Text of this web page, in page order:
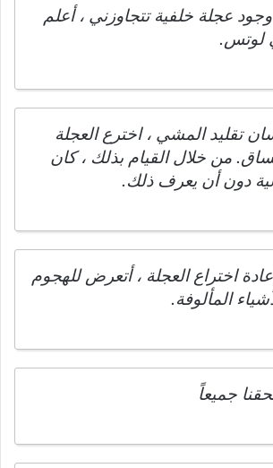
عجلة خلفية تتجاوزني ، أعلم
لوتس.
تقليد المشي ، اخترع العجلة
من خلال القيام بذلك ، كان
دون أن يعرف ذلك.
اختراع العجلة ، أتعرض للهجوم
المألوفة.
جميعاً